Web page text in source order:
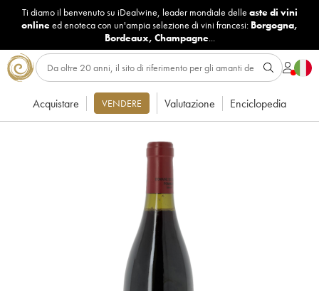
Ti diamo il benvenuto su iDealwine, leader mondiale delle aste di vini
onlineed enoteca con un'ampia selezione di vini francesi: Borgogna,
Bordeaux, Champagne...
Acquistare VENDERE Valutazione Enciclopedia